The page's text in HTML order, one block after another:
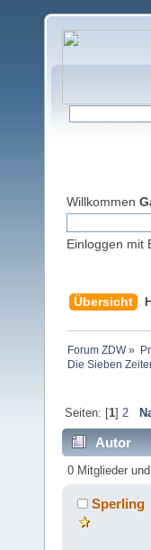
Willkommen
Einloggen mit
Übersicht
Forum ZDW»
Die Sieben
Seiten: [1] 2
Autor
mal)
0 Mitglieder
Sperling